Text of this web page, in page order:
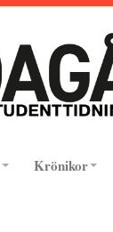
Krönikor